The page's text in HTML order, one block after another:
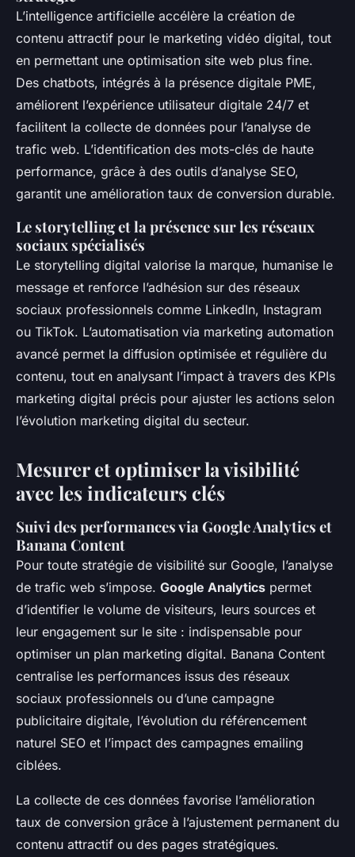
L’intelligence artificielle accélère la création de
contenu attractif pour le marketing vidéo digital, tout
en permettant une optimisation site web plus fine.
Des chatbots, intégrés à la présence digitale PME,
améliorent l’expérience utilisateur digitale 24/7 et
facilitent la collecte de données pour l’analyse de
trafic web. L’identification des mots-clés de haute
performance, grâce à des outils d’analyse SEO,
garantit une amélioration taux de conversion durable.
Le storytelling et la présence sur les réseaux
sociaux spécialisés
Le storytelling digital valorise la marque, humanise le
message et renforce l’adhésion sur des réseaux
sociaux professionnels comme LinkedIn, Instagram
ou TikTok. L’automatisation via marketing automation
avancé permet la diffusion optimisée et régulière du
contenu, tout en analysant l’impact à travers des KPIs
marketing digital précis pour ajuster les actions selon
l’évolution marketing digital du secteur.
Mesurer et optimiser la visibilité
avec les indicateurs clés
Suivi des performances via Google Analytics et
Banana Content
Pour toute stratégie de visibilité sur Google, l’analyse
de trafic web s’impose. Google Analytics permet
d’identifier le volume de visiteurs, leurs sources et
leur engagement sur le site : indispensable pour
optimiser un plan marketing digital. Banana Content
centralise les performances issus des réseaux
sociaux professionnels ou d’une campagne
publicitaire digitale, l’évolution du référencement
naturel SEO et l’impact des campagnes emailing
ciblées.
La collecte de ces données favorise l’amélioration
taux de conversion grâce à l’ajustement permanent du
contenu attractif ou des pages stratégiques.